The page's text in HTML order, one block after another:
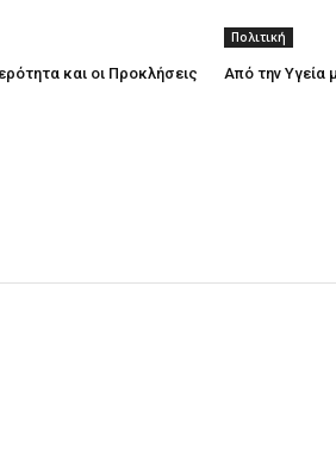
και οι Προκλήσεις
Πολιτική
Από την Υγεία